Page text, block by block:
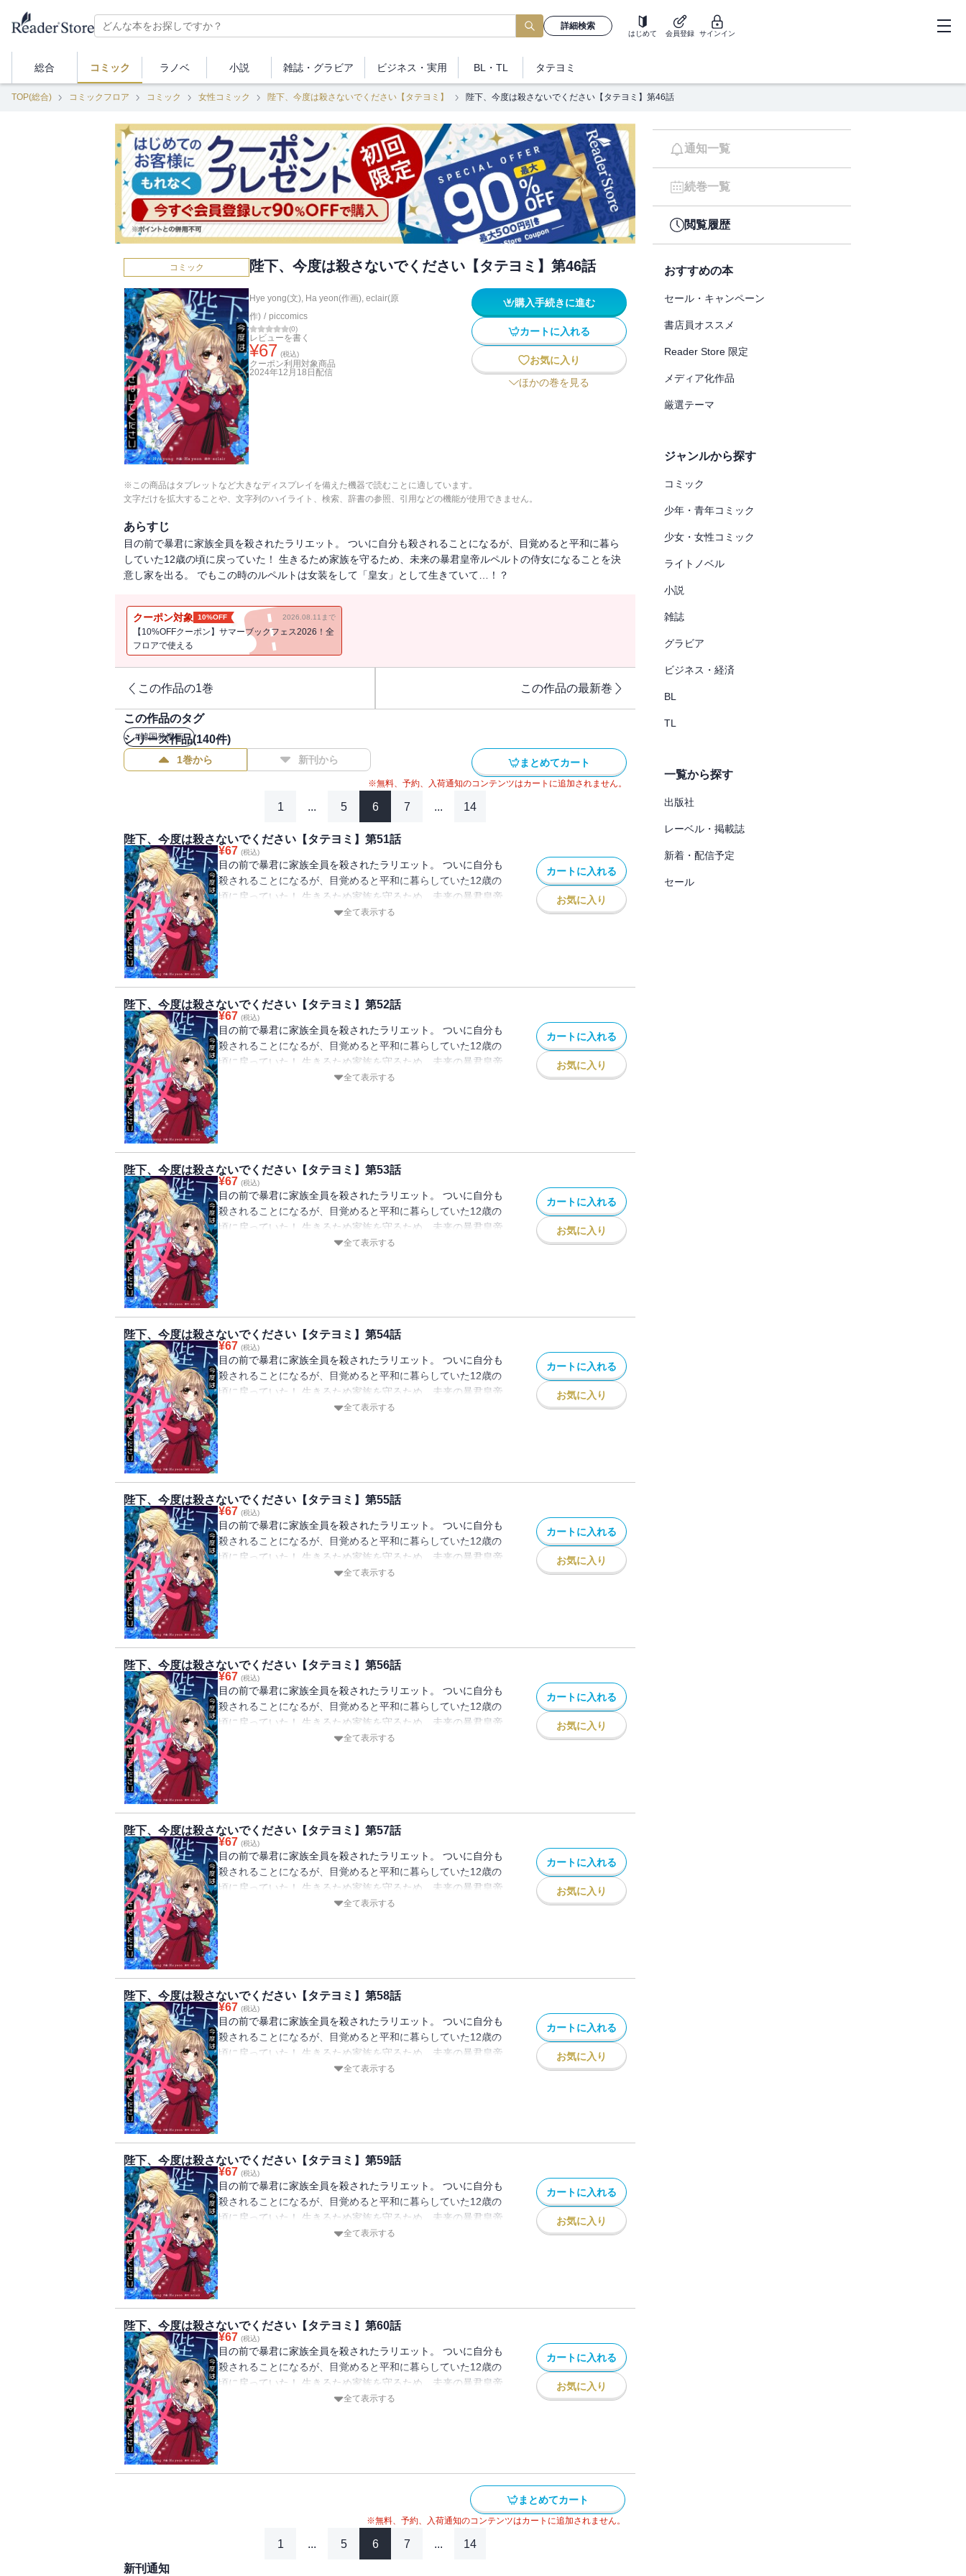
詳細検索
はじめて 会員登録 サインイン
総合 コミック ラノベ 小説 雑誌・ グラビア ビジネス ・実用 BL・TL タテヨミ
TOP(総合) コミックフロア コミック 女性コミック 陛下、今度は殺さないでください【タテヨミ】 陛下、今度は殺さないでください【タテヨミ】第46話
コミック 陛下、今度は殺さないでください【タテヨミ】第46話
Hye yong(文), Ha yeon(作画), eclair(原
作) / piccomics
(0)
レビューを書く
¥67 (税込)
クーポン利用対象商品
2024年12月18日 配信
購入手続きに進む
カートに入れる
お気に入り
ほかの巻を見る
※この商品はタブレットなど大きなディスプレイを備えた機器で読むことに適しています。
文字だけを拡大することや、文字列のハイライト、検索、辞書の参照、引用などの機能が使用できません。
あらすじ
目の前で暴君に家族全員を殺されたラリエット。 ついに自分も殺されることになるが、目覚めると平和に暮ら
していた12歳の頃に戻っていた！ 生きるため家族を守るため、未来の暴君皇帝ルペルトの侍女になることを決
意し家を出る。 でもこの時のルペルトは女装をして「皇女」として生きていて…！？
クーポン対象 10%OFF 2026.08.11まで
【10%OFFクーポン】サマーブックフェス2026！全
フロアで使える
この作品の1巻 この作品の最新巻
この作品のタグ
#韓国発漫画
シリーズ作品(140件)
1巻から 新刊から まとめてカート
※無料、予約、入荷通知のコンテンツはカートに追加されません。
1 ... 5 6 7 ... 14
陛下、今度は殺さないでください【タテヨミ】第51話
¥67 (税込)
目の前で暴君に家族全員を殺されたラリエット。 ついに自分も
殺されることになるが、目覚めると平和に暮らしていた12歳の
頃に戻っていた！ 生きるため家族を守るため、未来の暴君皇帝
ルペルトの侍女になることを決意し家を出る。 でもこの時のル
全て表示する
カートに入れる
お気に入り
陛下、今度は殺さないでください【タテヨミ】第52話
¥67 (税込)
目の前で暴君に家族全員を殺されたラリエット。 ついに自分も
殺されることになるが、目覚めると平和に暮らしていた12歳の
頃に戻っていた！ 生きるため家族を守るため、未来の暴君皇帝
ルペルトの侍女になることを決意し家を出る。 でもこの時のル
全て表示する
カートに入れる
お気に入り
陛下、今度は殺さないでください【タテヨミ】第53話
¥67 (税込)
目の前で暴君に家族全員を殺されたラリエット。 ついに自分も
殺されることになるが、目覚めると平和に暮らしていた12歳の
頃に戻っていた！ 生きるため家族を守るため、未来の暴君皇帝
ルペルトの侍女になることを決意し家を出る。 でもこの時のル
全て表示する
カートに入れる
お気に入り
陛下、今度は殺さないでください【タテヨミ】第54話
¥67 (税込)
目の前で暴君に家族全員を殺されたラリエット。 ついに自分も
殺されることになるが、目覚めると平和に暮らしていた12歳の
頃に戻っていた！ 生きるため家族を守るため、未来の暴君皇帝
ルペルトの侍女になることを決意し家を出る。 でもこの時のル
全て表示する
カートに入れる
お気に入り
陛下、今度は殺さないでください【タテヨミ】第55話
¥67 (税込)
目の前で暴君に家族全員を殺されたラリエット。 ついに自分も
殺されることになるが、目覚めると平和に暮らしていた12歳の
頃に戻っていた！ 生きるため家族を守るため、未来の暴君皇帝
ルペルトの侍女になることを決意し家を出る。 でもこの時のル
全て表示する
カートに入れる
お気に入り
陛下、今度は殺さないでください【タテヨミ】第56話
¥67 (税込)
目の前で暴君に家族全員を殺されたラリエット。 ついに自分も
殺されることになるが、目覚めると平和に暮らしていた12歳の
頃に戻っていた！ 生きるため家族を守るため、未来の暴君皇帝
ルペルトの侍女になることを決意し家を出る。 でもこの時のル
全て表示する
カートに入れる
お気に入り
陛下、今度は殺さないでください【タテヨミ】第57話
¥67 (税込)
目の前で暴君に家族全員を殺されたラリエット。 ついに自分も
殺されることになるが、目覚めると平和に暮らしていた12歳の
頃に戻っていた！ 生きるため家族を守るため、未来の暴君皇帝
ルペルトの侍女になることを決意し家を出る。 でもこの時のル
全て表示する
カートに入れる
お気に入り
陛下、今度は殺さないでください【タテヨミ】第58話
¥67 (税込)
目の前で暴君に家族全員を殺されたラリエット。 ついに自分も
殺されることになるが、目覚めると平和に暮らしていた12歳の
頃に戻っていた！ 生きるため家族を守るため、未来の暴君皇帝
ルペルトの侍女になることを決意し家を出る。 でもこの時のル
全て表示する
カートに入れる
お気に入り
陛下、今度は殺さないでください【タテヨミ】第59話
¥67 (税込)
目の前で暴君に家族全員を殺されたラリエット。 ついに自分も
殺されることになるが、目覚めると平和に暮らしていた12歳の
頃に戻っていた！ 生きるため家族を守るため、未来の暴君皇帝
ルペルトの侍女になることを決意し家を出る。 でもこの時のル
全て表示する
カートに入れる
お気に入り
陛下、今度は殺さないでください【タテヨミ】第60話
¥67 (税込)
目の前で暴君に家族全員を殺されたラリエット。 ついに自分も
殺されることになるが、目覚めると平和に暮らしていた12歳の
頃に戻っていた！ 生きるため家族を守るため、未来の暴君皇帝
ルペルトの侍女になることを決意し家を出る。 でもこの時のル
全て表示する
カートに入れる
お気に入り
まとめてカート
※無料、予約、入荷通知のコンテンツはカートに追加されません。
1 ... 5 6 7 ... 14
新刊通知
通知一覧
続巻一覧
閲覧履歴
おすすめの本
セール・キャンペーン
書店員オススメ
Reader Store 限定
メディア化作品
厳選テーマ
ジャンルから探す
コミック
少年・青年コミック
少女・女性コミック
ライトノベル
小説
雑誌
グラビア
ビジネス・経済
BL
TL
一覧から探す
出版社
レーベル・掲載誌
新着・配信予定
セール